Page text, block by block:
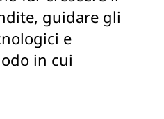
guidare gli
e
in cui